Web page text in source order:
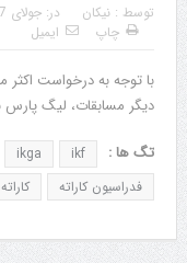
توسط : نیکان در: جولای 27, 2016
چاپ
ایمیل
با توجه به درخواست
دیگر مسابقات، لیگ
تگ ها : ikf
ikga
فدراسیون کاراته
کاراته